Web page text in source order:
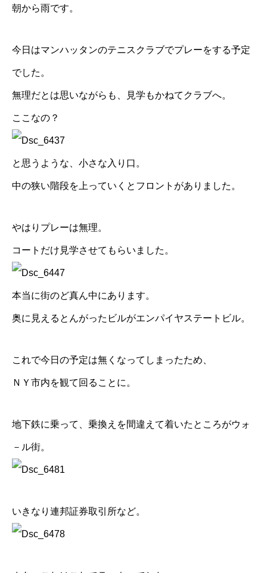
朝から雨です。
今日はマンハッタンのテニスクラブでプレーをする予定
でした。
無理だとは思いながらも、見学もかねてクラブへ。
ここなの？
と思うような、小さな入り口。
中の狭い階段を上っていくとフロントがありました。
やはりプレーは無理。
コートだけ見学させてもらいました。
本当に街のど真ん中にあります。
奥に見えるとんがったビルがエンパイヤステートビル。
これで今日の予定は無くなってしまったため、
ＮＹ市内を観て回ることに。
地下鉄に乗って、乗換えを間違えて着いたところがウォ
－ル街。
いきなり連邦証券取引所など。